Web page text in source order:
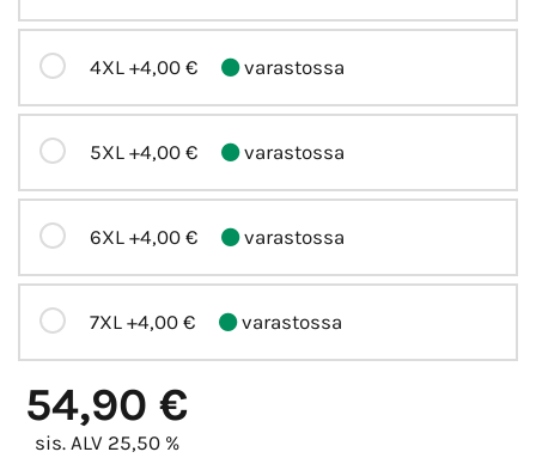
4XL +4,00 € varastossa
5XL +4,00 € varastossa
6XL +4,00 € varastossa
7XL +4,00 € varastossa
54,90 €
sis. ALV 25,50 %